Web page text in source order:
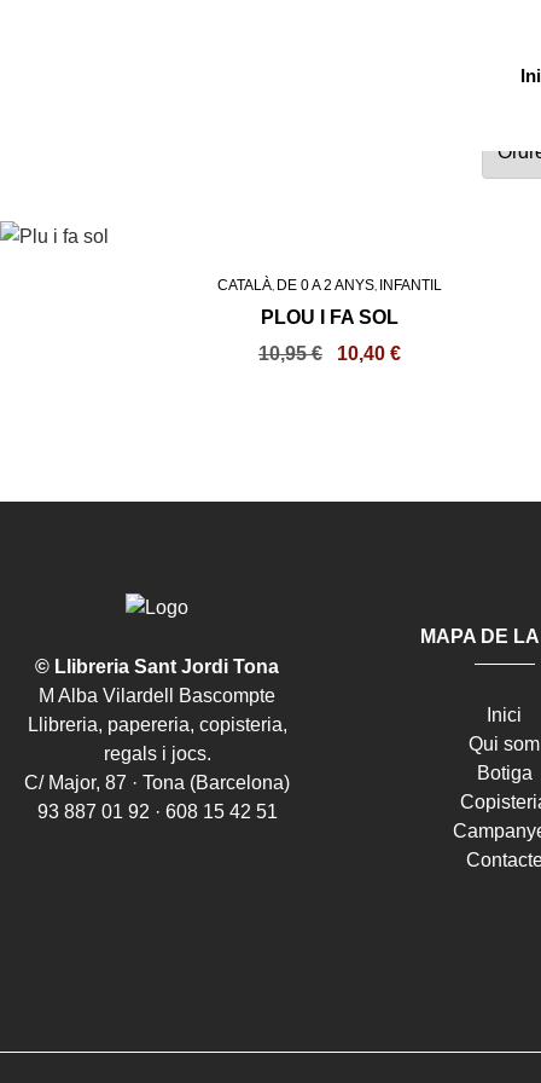
CATALÀ, DE 0 A 2 ANYS, INFANTIL
PLOU I FA SOL
10,95€ 10,40 €
© Llibreria Sant Jordi Tona
M Alba Vilardell Bascompte
Llibreria, papereria, copisteria,
regals i jocs.
C/ Major, 87 · Tona (Barcelona)
93 887 01 92 · 608 15 42 51
MAPA DE
Inici
Qui som
Botiga